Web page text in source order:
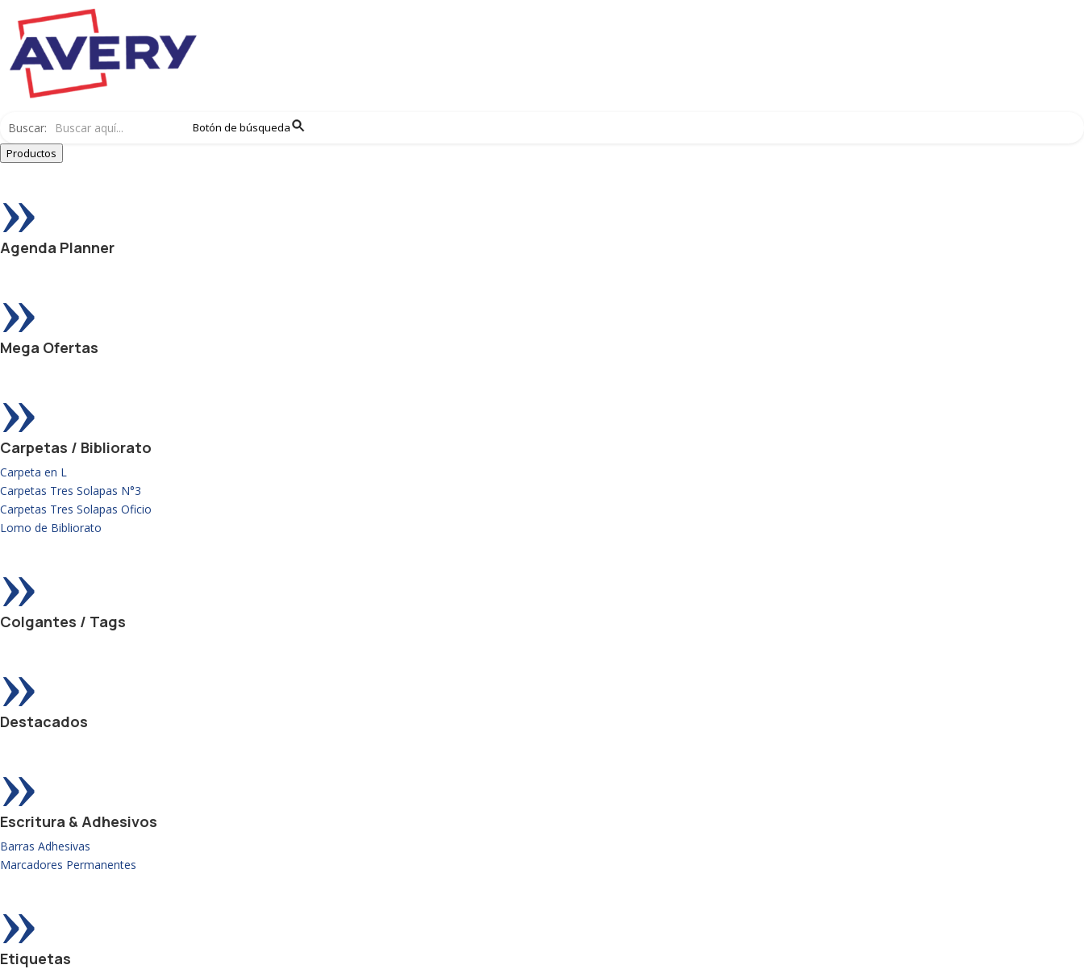
Buscar:
Botón de búsqueda
Productos
»
Agenda Planner
»
Mega Ofertas
»
Carpetas / Bibliorato
Carpeta en L
Carpetas Tres Solapas N°3
Carpetas Tres Solapas Oficio
Lomo de Bibliorato
»
Colgantes / Tags
»
Destacados
»
Escritura & Adhesivos
Barras Adhesivas
Marcadores Permanentes
»
Etiquetas